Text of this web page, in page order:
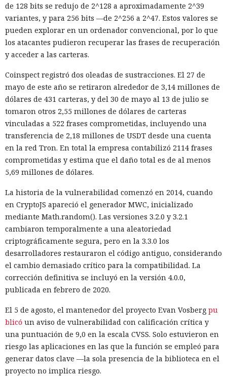
de 128 bits se redujo de 2^128 a aproximadamente 2^39
variantes, y para 256 bits —de 2^256 a 2^47. Estos valores se
pueden explorar en un ordenador convencional, por lo que
los atacantes pudieron recuperar las frases de recuperación
y acceder a las carteras.
Coinspect registró dos oleadas de sustracciones. El 27 de
mayo de este año se retiraron alrededor de 3,14 millones de
dólares de 431 carteras, y del 30 de mayo al 13 de julio se
tomaron otros 2,55 millones de dólares de carteras
vinculadas a 522 frases comprometidas, incluyendo una
transferencia de 2,18 millones de USDT desde una cuenta
en la red Tron. En total la empresa contabilizó 2114 frases
comprometidas y estima que el daño total es de al menos
5,69 millones de dólares.
La historia de la vulnerabilidad comenzó en 2014, cuando
en CryptoJS apareció el generador MWC, inicializado
mediante Math.random(). Las versiones 3.2.0 y 3.2.1
cambiaron temporalmente a una aleatoriedad
criptográficamente segura, pero en la 3.3.0 los
desarrolladores restauraron el código antiguo, considerando
el cambio demasiado crítico para la compatibilidad. La
corrección definitiva se incluyó en la versión 4.0.0,
publicada en febrero de 2020.
El 5 de agosto, el mantenedor del proyecto Evan Vosberg pu
blicó un aviso de vulnerabilidad con calificación crítica y
una puntuación de 9,0 en la escala CVSS. Solo estuvieron en
riesgo las aplicaciones en las que la función se empleó para
generar datos clave —la sola presencia de la biblioteca en el
proyecto no implica riesgo.